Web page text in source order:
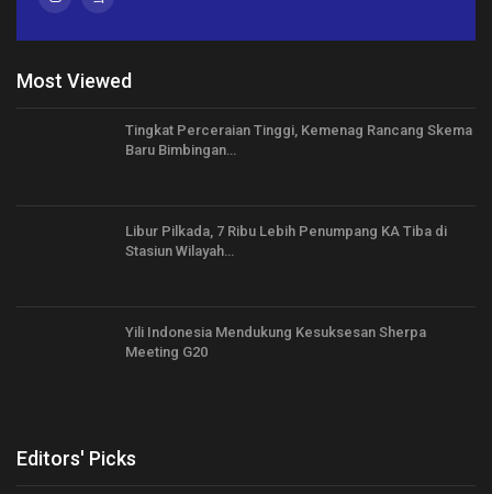
Most Viewed
Tingkat Perceraian Tinggi, Kemenag Rancang Skema
Baru Bimbingan…
Libur Pilkada, 7 Ribu Lebih Penumpang KA Tiba di
Stasiun Wilayah…
Yili Indonesia Mendukung Kesuksesan Sherpa
Meeting G20
Editors' Picks